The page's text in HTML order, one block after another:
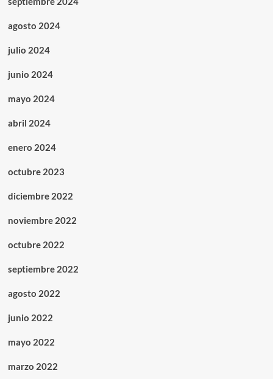
agosto 2024
julio 2024
junio 2024
mayo 2024
abril 2024
enero 2024
octubre 2023
diciembre 2022
noviembre 2022
octubre 2022
septiembre 2022
agosto 2022
junio 2022
mayo 2022
marzo 2022